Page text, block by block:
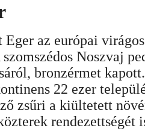
az európai
szomszédos Noszvaj
bronzérmet
22 ezer
zsűri a kiültetett
rendezettségét